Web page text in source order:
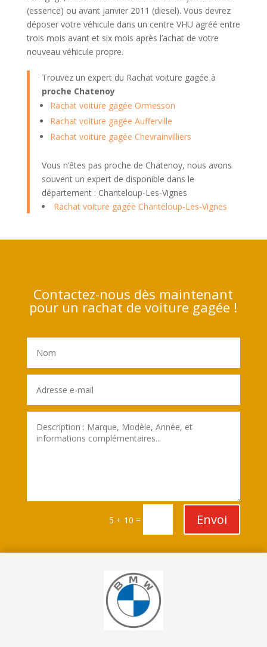
(essence) ou avant janvier 2011 (diesel). Vous devrez
déposer votre véhicule dans un centre VHU agréé entre
trois mois avant et six mois après l’achat de votre
nouveau véhicule propre.
Trouvez un expert du Rachat voiture gagée à
proche Chatenoy
Rachat voiture gagée Ormesson
Rachat voiture gagée Aufferville
Rachat voiture gagée Chevrainvilliers
Vous n’êtes pas proche de Chatenoy, nous avons
souvent un expert de disponible dans le
département : Chanteloup-Les-Vignes
Rachat voiture gagée Chanteloup-Les-Vignes
Contactez-nous dès maintenant
pour un rachat de voiture gagée !
5 + 10 = Envoi